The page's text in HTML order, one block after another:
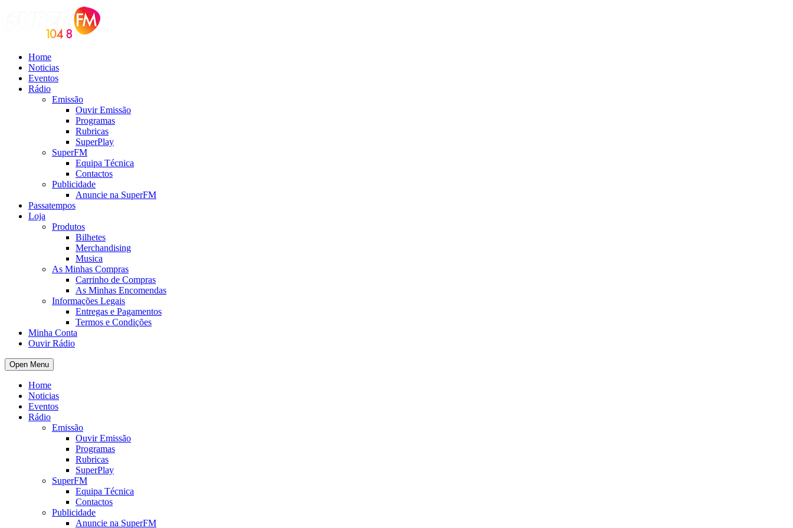
Home
Noticias
Eventos
Rádio
Emissão
Ouvir Emissão
Programas
Rubricas
SuperPlay
SuperFM
Equipa Técnica
Contactos
Publicidade
Anuncie na SuperFM
Passatempos
Loja
Produtos
Bilhetes
Merchandising
Musica
As Minhas Compras
Carrinho de Compras
As Minhas Encomendas
Informações Legais
Entregas e Pagamentos
Termos e Condições
Minha Conta
Ouvir Rádio
Open Menu
Home
Noticias
Eventos
Rádio
Emissão
Ouvir Emissão
Programas
Rubricas
SuperPlay
SuperFM
Equipa Técnica
Contactos
Publicidade
Anuncie na SuperFM